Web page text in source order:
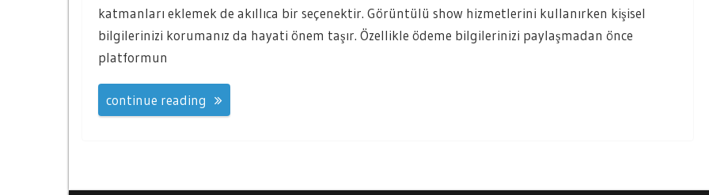
katmanları eklemek de akıllıca bir seçenektir. Görüntülü show hizmetlerini kullanırken kişisel
bilgilerinizi korumanız da hayati önem taşır. Özellikle ödeme bilgilerinizi paylaşmadan önce
platformun
continue reading